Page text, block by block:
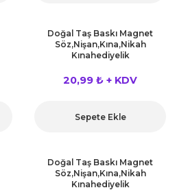
Doğal Taş Baskı Magnet
Söz,Nişan,Kına,Nikah
Kınahediyelik
20,99 ₺ + KDV
Sepete Ekle
Doğal Taş Baskı Magnet
Söz,Nişan,Kına,Nikah
Kınahediyelik